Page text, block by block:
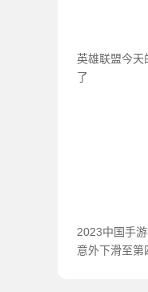
英雄联盟今天
了
2023中国手
意外下滑至第